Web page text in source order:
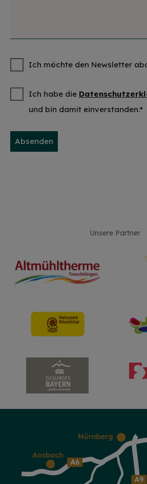
Ich möchte den Newsletter
Ich habe die
und bin damit einverstanden.*
Absenden
Unsere Partner